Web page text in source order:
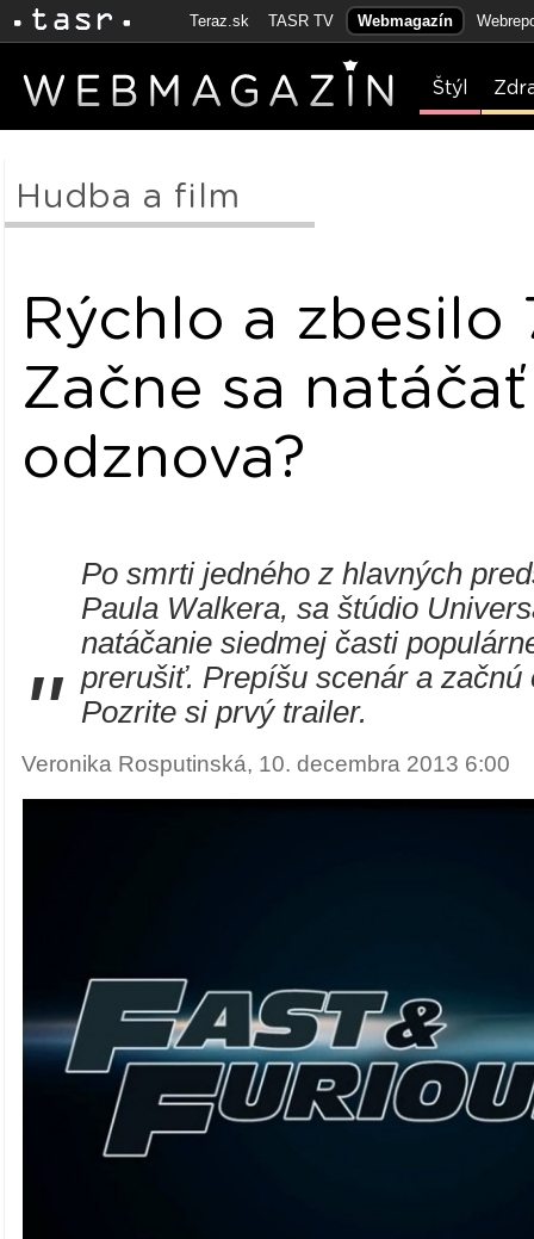
Teraz.sk TASR TV Webmagazín
Štýl
Hudba a film
Rýchlo a zbesilo
Začne sa natáčať
odznova?
"
Po smrti jedného z hlavných
Paula Walkera, sa štúdio
natáčanie siedmej časti
prerušiť. Prepíšu scenár a začnú
Pozrite si prvý trailer.
Veronika Rosputinská, 10. decembra 2013 6:00